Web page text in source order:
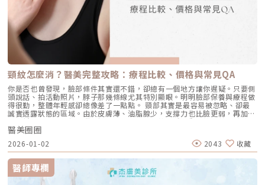
頸紋怎麼消？醫美完整攻略：療程比較、價格與常見QA
你是否也曾發現，臉部條件其實還不錯，卻總有一個地方讓你遲疑。只要側
頭說話、拍活動照片，脖子那幾條線尤其特別顯眼。明明臉部保養與療程做
得很勤，整體年輕感卻總像差了一點點。 頸部其實是最容易被忽略、卻最
誠實透露狀態的區域。由於皮膚薄、油脂腺少，支撐力也比臉更弱，再加上
長期低頭使用手機與電腦的折疊壓力，水平頸紋、垂直動態紋、甚至鬆弛型
「火雞脖」都可能提早出現。當紋路在放鬆狀態下仍清晰可見，單靠保養品
往往只能維持滋潤，卻很難真正把紋路「推回去」。 我們一次釐清：頸紋
到底是怎麼形成的、你屬於哪一種頸紋類型、不同醫美療程各自擅長改善什
麼、需要做幾次才會有感、維持期與費用怎麼評估，以及術後照護與常見
QA。頸紋為什麼會出現？不是老化而已，還有「科技脖」在作怪很多人以
為頸紋是年紀到了才會有，但臨床上越來越常見的是：年輕族群也有頸紋，
而且形成速度很快。原因在於頸部本來就屬於「先天條件比較吃虧」的部
醫美圈圈
2026-01-02 2043 收藏
醫師專欄